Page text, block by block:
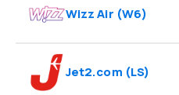
Wizz Air (W6)
Jet2.com (LS)